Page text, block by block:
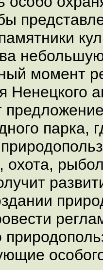
момент
Ненецкого
парка,
охота,